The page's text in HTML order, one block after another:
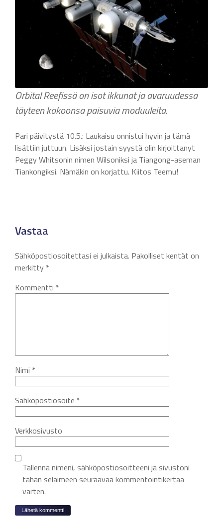
Orbital Reefissä on isot ikkunat ja avaruudessa
täyteen kokoonsa paisuvia moduuleita.
Pari päivitystä 10.5.: Laukaisu onnistui hyvin ja tämä
lisättiin juttuun. Lisäksi jostain syystä olin kirjoittanyt
Peggy Whitsonin nimen Wilsoniksi ja Tiangong-aseman
Tiankongiksi. Nämäkin on korjattu. Kiitos Teemu!
Vastaa
Sähköpostiosoitettasi ei julkaista. Pakolliset kentät on
merkitty *
Kommentti *
Nimi *
Sähköpostiosoite *
Verkkosivusto
Tallenna nimeni, sähköpostiosoitteeni ja sivustoni
tähän selaimeen seuraavaa kommentointikertaa
varten.